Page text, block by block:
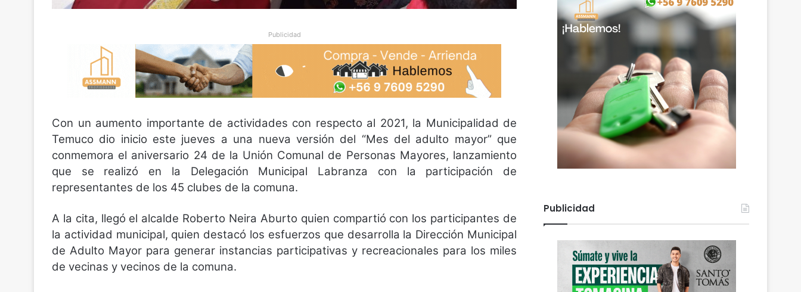
Publicidad
Con un aumento importante de actividades con respecto al 2021, la Municipalidad de
Temuco dio inicio este jueves a una nueva versión del “Mes del adulto mayor” que
conmemora el aniversario 24 de la Unión Comunal de Personas Mayores, lanzamiento
que se realizó en la Delegación Municipal Labranza con la participación de
representantes de los 45 clubes de la comuna.
A la cita, llegó el alcalde Roberto Neira Aburto quien compartió con los participantes de
la actividad municipal, quien destacó los esfuerzos que desarrolla la Dirección Municipal
de Adulto Mayor para generar instancias participativas y recreacionales para los miles
de vecinas y vecinos de la comuna.
Publicidad